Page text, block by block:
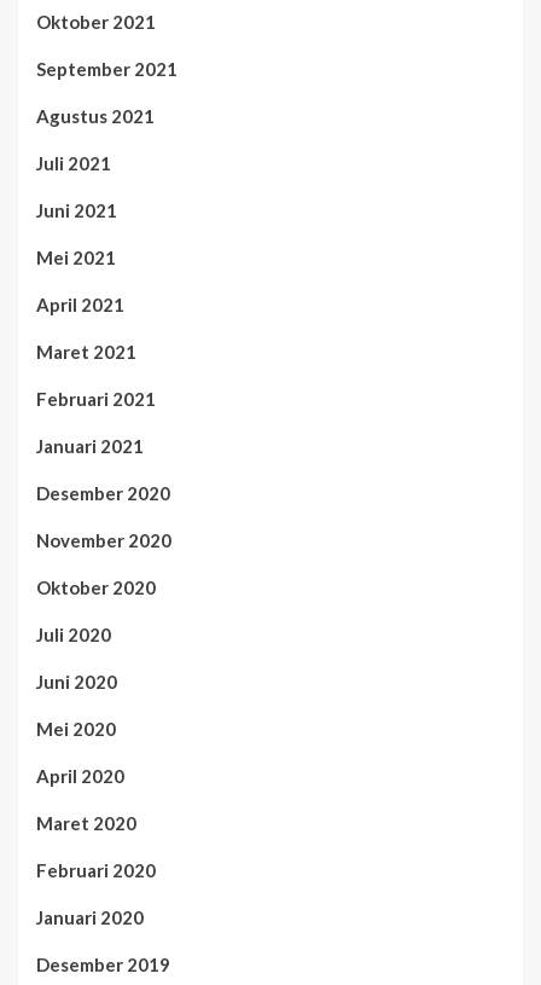
Oktober 2021
September 2021
Agustus 2021
Juli 2021
Juni 2021
Mei 2021
April 2021
Maret 2021
Februari 2021
Januari 2021
Desember 2020
November 2020
Oktober 2020
Juli 2020
Juni 2020
Mei 2020
April 2020
Maret 2020
Februari 2020
Januari 2020
Desember 2019